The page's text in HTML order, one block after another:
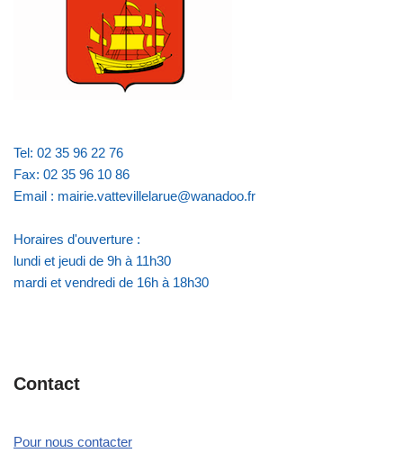
Tel: 02 35 96 22 76
Fax: 02 35 96 10 86
Email : mairie.vattevillelarue@wanadoo.fr
Horaires d'ouverture :
lundi et jeudi de 9h à 11h30
mardi et vendredi de 16h à 18h30
Contact
Pour nous contacter